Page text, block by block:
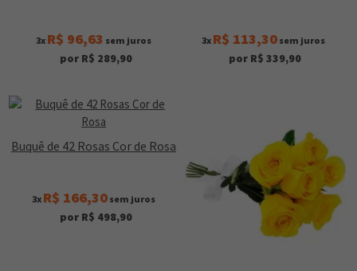
3x R$ 96,63 sem juros
por R$ 289,90
3x R$ 113,30sem juros
por R$ 339,90
Buquê de 42 Rosas Cor de Rosa
3x R$ 166,30 sem juros
por R$ 498,90